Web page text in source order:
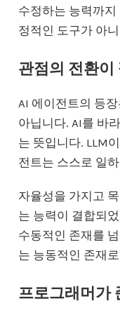
수정하는 능력까
정적인 도구가 아
관점의 전환이
AI 에이전트의 등
아닙니다. AI를 바
는 뜻입니다. LLM
전트는 스스로 일
자율성을 가지고
는 능력이 결합되
수동적인 존재를
는 능동적인 존재
프로그래머가